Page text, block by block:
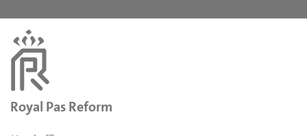
Royal Pas Reform